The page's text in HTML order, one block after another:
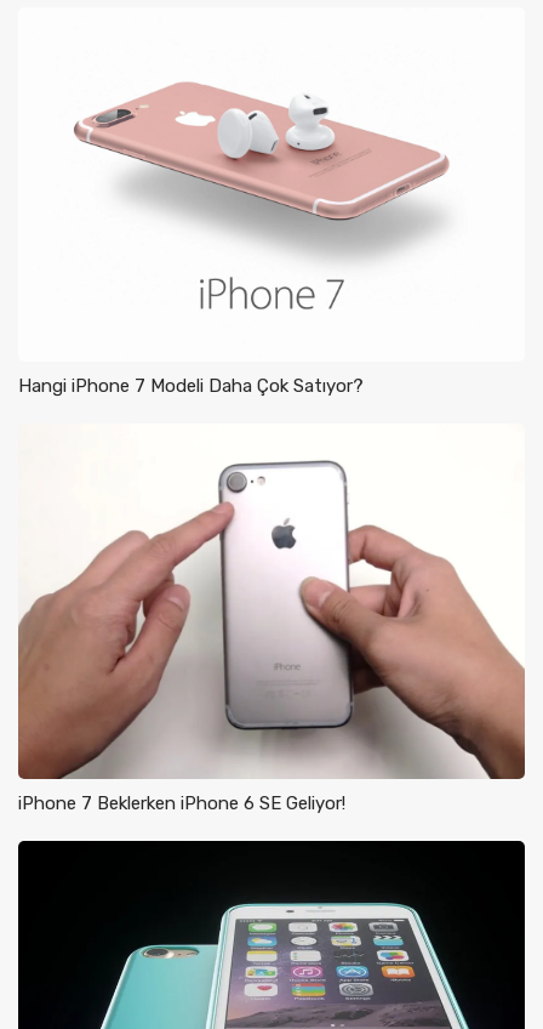
Hangi iPhone 7 Modeli Daha Çok Satıyor?
iPhone 7 Beklerken iPhone 6 SE Geliyor!